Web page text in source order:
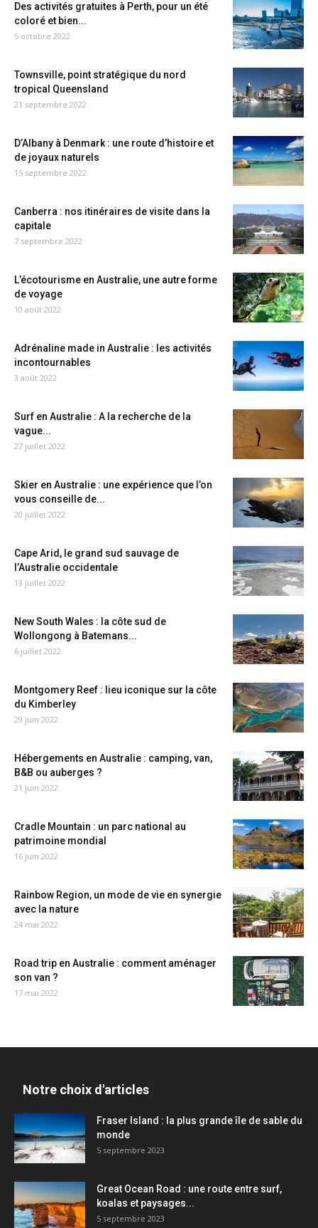
Des activités gratuites à Perth, pour un été
coloré et bien...
5 octobre 2022
Townsville, point stratégique du nord
tropical Queensland
21 septembre 2022
D’Albany à Denmark : une route d’histoire et
de joyaux naturels
15 septembre 2022
Canberra : nos itinéraires de visite dans la
capitale
7 septembre 2022
L’écotourisme en Australie, une autre forme
de voyage
10 août 2022
Adrénaline made in Australie : les activités
incontournables
3 août 2022
Surf en Australie : A la recherche de la
vague...
27 juillet 2022
Skier en Australie : une expérience que l’on
vous conseille de...
20 juillet 2022
Cape Arid, le grand sud sauvage de
l’Australie occidentale
13 juillet 2022
New South Wales : la côte sud de
Wollongong à Batemans...
6 juillet 2022
Montgomery Reef : lieu iconique sur la côte
du Kimberley
29 juin 2022
Hébergements en Australie : camping, van,
B&B ou auberges ?
21 juin 2022
Cradle Mountain : un parc national au
patrimoine mondial
16 juin 2022
Rainbow Region, un mode de vie en synergie
avec la nature
24 mai 2022
Road trip en Australie : comment aménager
son van ?
17 mai 2022
Notre choix d'articles
Fraser Island : la plus grande île de sable du
monde
5 septembre 2023
Great Ocean Road : une route entre surf,
koalas et paysages...
5 septembre 2023